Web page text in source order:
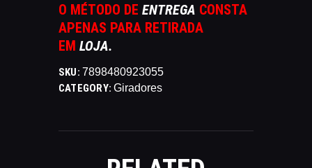
TIRE ALGUMAS DÚVIDAS
AQUI
RANKING
CERTIFICADO DE CURSOS E
PARTICIPAÇÃO
PARCEIROS
O MÉTODO DE ENTREGA CONSTA
APENAS PARA RETIRADA
EM LOJA.
SKU:7898480923055
CATEGORY:Giradores